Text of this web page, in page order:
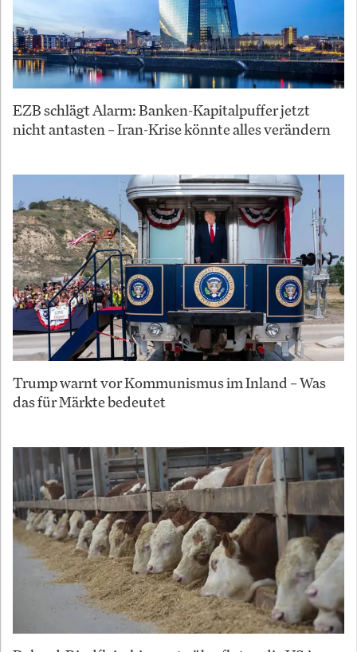
EZB schlägt Alarm: Banken-Kapitalpuffer jetzt
nicht antasten – Iran-Krise könnte alles verändern
Trump warnt vor Kommunismus im Inland – Was
das für Märkte bedeutet